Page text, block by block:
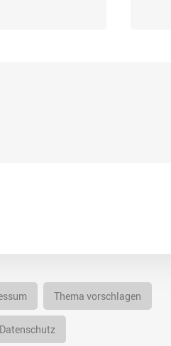
Thema vorschlagen
Datenschutz